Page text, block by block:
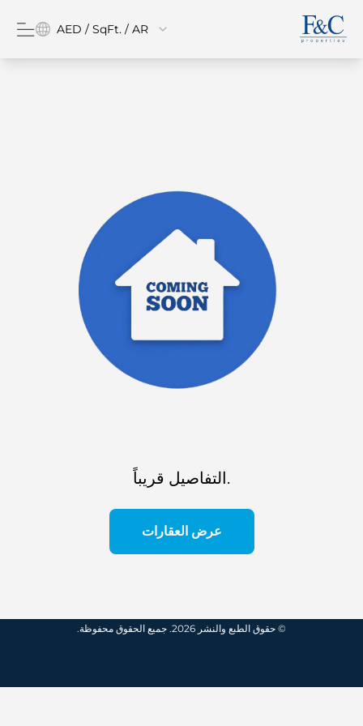
AED / SqFt. / AR
التفاصيل قريباً.
عرض العقارات
© حقوق الطبع والنشر 2026. جميع الحقوق محفوظة.